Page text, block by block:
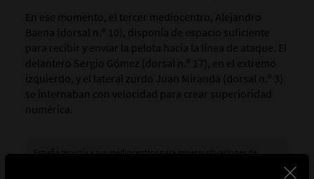
En ese momento, el tercer mediocentro, Alejandro
Baena (dorsal n.º 10), disponía de espacio suficiente
para recibir y enviar la pelota hacia la línea de ataque. El
delantero Sergio Gómez (dorsal n.º 17), en el extremo
izquierdo, y el lateral zurdo Juan Miranda (dorsal n.º 3)
se internaban con velocidad para crear superioridad
numérica.